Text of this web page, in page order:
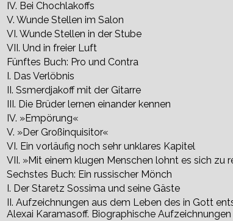
IV. Bei Chochlakoffs
V. Wunde Stellen im Salon
VI. Wunde Stellen in der Stube
VII. Und in freier Luft
Fünftes Buch: Pro und Contra
I. Das Verlöbnis
II. Ssmerdjakoff mit der Gitarre
III. Die Brüder lernen einander kennen
IV. »Empörung«
V. »Der Großinquisitor«
VI. Ein vorläufig noch sehr unklares Kapitel
VII. »Mit einem klugen Menschen lohnt es sich zu
Sechstes Buch: Ein russischer Mönch
I. Der Staretz Sossima und seine Gäste
II. Aufzeichnungen aus dem Leben des in Gott
Alexai Karamasoff. Biographische Aufzeichnungen